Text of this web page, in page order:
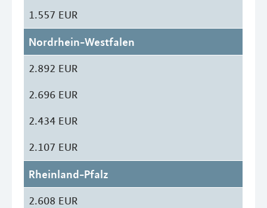
1.557 EUR
Nordrhein-Westfalen
2.892 EUR
2.696 EUR
2.434 EUR
2.107 EUR
Rheinland-Pfalz
2.608 EUR